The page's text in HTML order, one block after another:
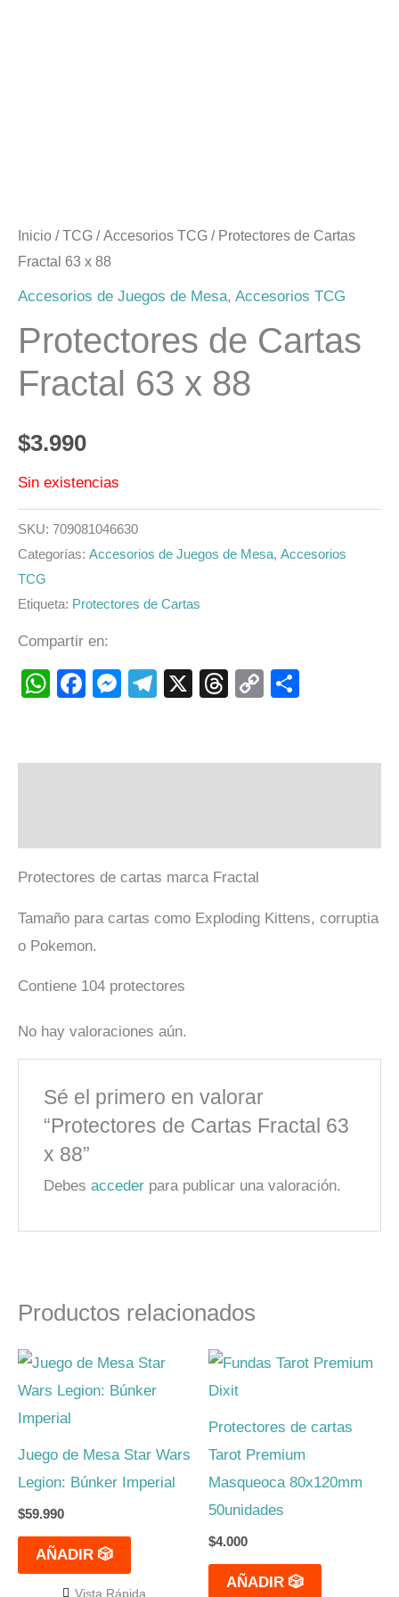
Inicio /TCG /Accesorios TCG / Protectores de Cartas
Fractal 63 x 88
Accesorios de Juegos de Mesa, Accesorios TCG
Protectores de Cartas
Fractal 63 x 88
$3.990
Sin existencias
SKU: 709081046630
Categorías: Accesorios de Juegos de Mesa, Accesorios
TCG
Etiqueta: Protectores de Cartas
Compartir en:
WhatsApp
Facebook
Messenger
Telegram
X Threads
Copy
Protectores de cartas marca Fractal
Tamaño para cartas como Exploding Kittens, corruptia
o Pokemon.
Contiene 104 protectores
No hay valoraciones aún.
Sé el primero en valorar
“Protectores de Cartas Fractal 63
x 88”
Debesacceder para publicar una valoración.
Productos relacionados
Juego de Mesa Star Wars
Legion: Búnker Imperial
$59.990
AÑADIR 🎲
Vista Rápida
Protectores de cartas
Tarot Premium
Masqueoca 80x120mm
50unidades
$4.000
AÑADIR 🎲